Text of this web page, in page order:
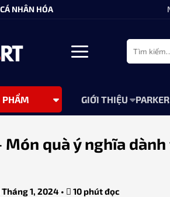
NHÂN HÓA
Tìm
kiếm:
PHẨM GIỚI THIỆU PARKER
Món quà ý nghĩa
Tháng 1, 2024 • 10 phút đọc